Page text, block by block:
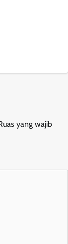
yang wajib